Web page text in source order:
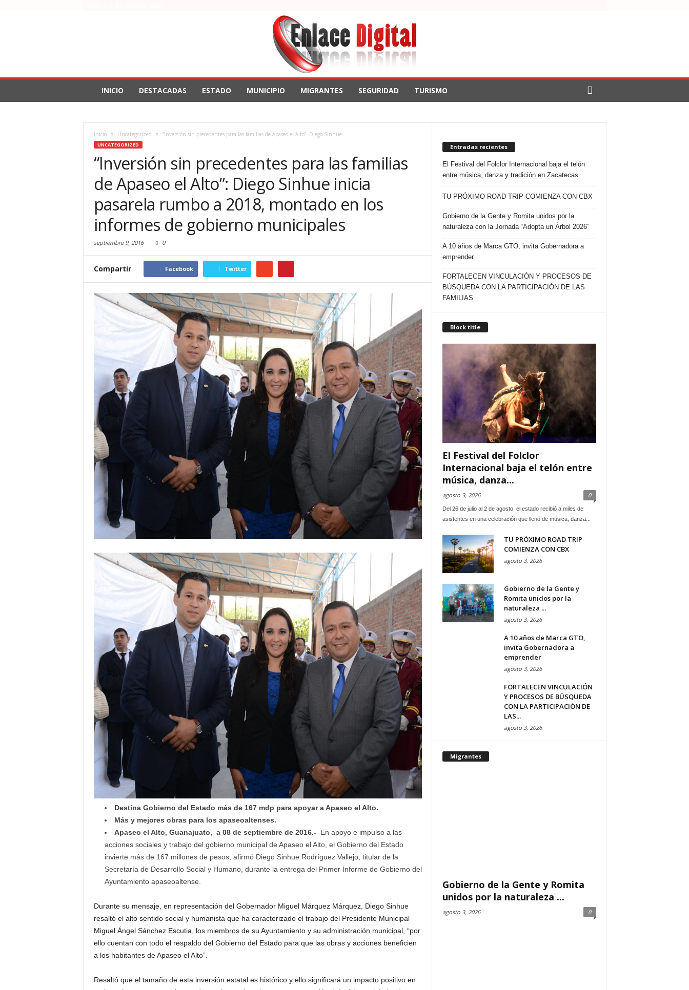
INICIO DESTACADAS ESTADO MUNICIPIO MIGRANTES SEGURIDAD TURISMO
Inicio Uncategorized “Inversión sin precedentes para las familias de Apaseo el Alto”: Diego Sinhue...
UNCATEGORIZED
“Inversión sin precedentes para las familias
de Apaseo el Alto”: Diego Sinhue inicia
pasarela rumbo a 2018, montado en los
informes de gobierno municipales
septiembre 9, 2016 0
Compartir Facebook Twitter
Destina Gobierno del Estado más de 167 mdp para apoyar a Apaseo el Alto.
Más y mejores obras para los apaseoaltenses.
Apaseo el Alto, Guanajuato, a 08 de septiembre de 2016.- En apoyo e impulso a las
acciones sociales y trabajo del gobierno municipal de Apaseo el Alto, el Gobierno del Estado
invierte más de 167 millones de pesos, afirmó Diego Sinhue Rodríguez Vallejo, titular de la
Secretaría de Desarrollo Social y Humano, durante la entrega del Primer Informe de Gobierno del
Ayuntamiento apaseoaltense.
Durante su mensaje, en representación del Gobernador Miguel Márquez Márquez, Diego Sinhue
resaltó el alto sentido social y humanista que ha caracterizado el trabajo del Presidente Municipal
Miguel Ángel Sánchez Escutia, los miembros de su Ayuntamiento y su administración municipal, “por
ello cuentan con todo el respaldo del Gobierno del Estado para que las obras y acciones beneficien
a los habitantes de Apaseo el Alto”.
Resaltó que el tamaño de esta inversión estatal es histórico y ello significará un impacto positivo en
Entradas recientes
El Festival del Folclor Internacional baja el telón
entre música, danza y tradición en Zacatecas
TU PRÓXIMO ROAD TRIP COMIENZA CON CBX
Gobierno de la Gente y Romita unidos por la
naturaleza con la Jornada “Adopta un Árbol 2026”
A 10 años de Marca GTO, invita Gobernadora a
emprender
FORTALECEN VINCULACIÓN Y PROCESOS DE
BÚSQUEDA CON LA PARTICIPACIÓN DE LAS
FAMILIAS
Block title
El Festival del Folclor
Internacional baja el telón entre
música, danza...
agosto 3, 2026 0
Del 26 de julio al 2 de agosto, el estado recibió a miles de
asistentes en una celebración que llenó de música, danza...
TU PRÓXIMO ROAD TRIP
COMIENZA CON CBX
agosto 3, 2026
Gobierno de la Gente y
Romita unidos por la
naturaleza ...
agosto 3, 2026
A 10 años de Marca GTO,
invita Gobernadora a
emprender
agosto 3, 2026
FORTALECEN VINCULACIÓN
Y PROCESOS DE BÚSQUEDA
CON LA PARTICIPACIÓN DE
LAS...
agosto 3, 2026
Migrantes
Gobierno de la Gente y Romita
unidos por la naturaleza ...
agosto 3, 2026 0